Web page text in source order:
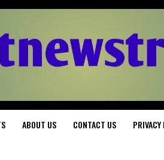
ABOUT US CONTACT US PRIVACY